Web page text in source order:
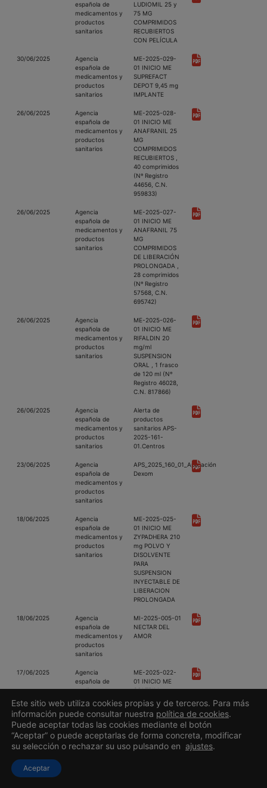
española de
medicamentos y
productos
sanitarios
LUDIOMIL 25 y
75 MG
COMPRIMIDOS
RECUBIERTOS
CON PELÍCULA
30/06/2025
Agencia
española de
medicamentos y
productos
sanitarios
ME-2025-029-
01 INICIO ME
SUPREFACT
DEPOT 9,45 mg
IMPLANTE
26/06/2025
Agencia
española de
medicamentos y
productos
sanitarios
ME-2025-028-
01 INICIO ME
ANAFRANIL 25
MG
COMPRIMIDOS
RECUBIERTOS ,
40 comprimidos
(Nº Registro
44656, C.N.
959833)
26/06/2025
Agencia
española de
medicamentos y
productos
sanitarios
ME-2025-027-
01 INICIO ME
ANAFRANIL 75
MG
COMPRIMIDOS
DE LIBERACIÓN
PROLONGADA ,
28 comprimidos
(Nº Registro
57568, C.N.
695742)
26/06/2025
Agencia
española de
medicamentos y
productos
sanitarios
ME-2025-026-
01 INICIO ME
RIFALDIN 20
mg/ml
SUSPENSION
ORAL , 1 frasco
de 120 ml (Nº
Registro 46028,
C.N. 817866)
26/06/2025
Agencia
española de
medicamentos y
productos
sanitarios
Alerta de
productos
sanitarios APS-
2025-161-
01.Centros
23/06/2025
Agencia
española de
medicamentos y
productos
sanitarios
APS_2025_160_01_Aplicación
Dexom
18/06/2025
Agencia
española de
medicamentos y
productos
sanitarios
ME-2025-025-
01 INICIO ME
ZYPADHERA 210
mg POLVO Y
DISOLVENTE
PARA
SUSPENSION
INYECTABLE DE
LIBERACION
PROLONGADA
18/06/2025
Agencia
española de
medicamentos y
productos
sanitarios
MI-2025-005-01
NECTAR DEL
AMOR
17/06/2025
Agencia
española de
medicamentos y
productos
sanitarios
ME-2025-022-
01 INICIO ME
SOLTRIM
13/06/2025
Agencia
española de
medicamentos y
AF-2025-017-01
KIMMTRAK
Este sitio web utiliza cookies propias y de terceros. Para más
información puede consultar nuestra política de cookies.
Puede aceptar todas las cookies mediante el botón
“Aceptar” o puede aceptarlas de forma concreta, modificar
su selección o rechazar su uso pulsando en ajustes.
Aceptar